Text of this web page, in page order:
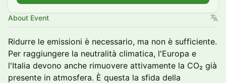
About Event
Ridurre le emissioni è necessario, ma non è sufficiente.
Per raggiungere la neutralità climatica, l'Europa e
l'Italia devono anche rimuovere attivamente la CO₂ già
presente in atmosfera. È questa la sfida della